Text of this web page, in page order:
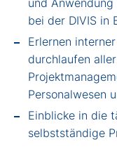
und
bei der DIVIS in
Erlernen
durchlaufen
Personalwesen
Einblicke in die
selbstständige